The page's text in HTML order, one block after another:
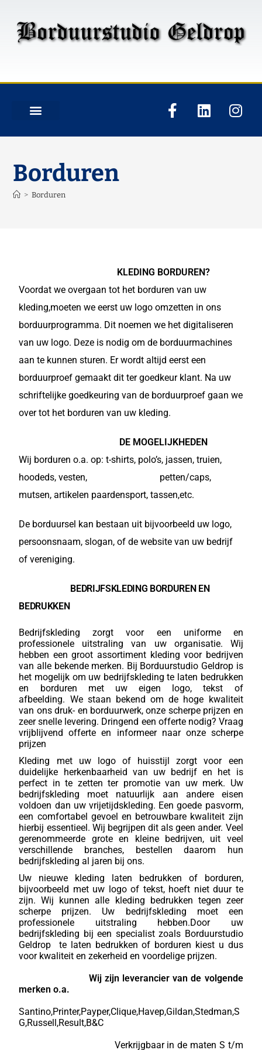
Borduren
> Borduren
KLEDING BORDUREN?
Voordat we overgaan tot het borduren van uw
kleding,moeten we eerst uw logo omzetten in ons
borduurprogramma. Dit noemen we het digitaliseren
van uw logo. Deze is nodig om de borduurmachines
aan te kunnen sturen. Er wordt altijd eerst een
borduurproef gemaakt dit ter goedkeur klant. Na uw
schriftelijke goedkeuring van de borduurproef gaan we
over tot het borduren van uw kleding.
DE MOGELIJKHEDEN
Wij borduren o.a. op: t-shirts, polo’s, jassen, truien,
hoodeds, vesten, petten/caps,
mutsen, artikelen paardensport, tassen,etc.
De borduursel kan bestaan uit bijvoorbeeld uw logo,
persoonsnaam, slogan, of de website van uw bedrijf
of vereniging.
BEDRIJFSKLEDING BORDUREN EN
BEDRUKKEN
Bedrijfskleding zorgt voor een uniforme en
professionele uitstraling van uw organisatie. Wij
hebben een groot assortiment kleding voor bedrijven
van alle bekende merken. Bij Borduurstudio Geldrop is
het mogelijk om uw bedrijfskleding te laten bedrukken
en borduren met uw eigen logo, tekst of
afbeelding. We staan bekend om de hoge kwaliteit
van ons druk- en borduurwerk, onze scherpe prijzen en
zeer snelle levering. Dringend een offerte nodig? Vraag
vrijblijvend offerte en informeer naar onze scherpe
prijzen
Kleding met uw logo of huisstijl zorgt voor een
duidelijke herkenbaarheid van uw bedrijf en het is
perfect in te zetten ter promotie van uw merk. Uw
bedrijfskleding moet natuurlijk aan andere eisen
voldoen dan uw vrijetijdskleding. Een goede pasvorm,
een comfortabel gevoel en betrouwbare kwaliteit zijn
hierbij essentieel. Wij begrijpen dit als geen ander. Veel
gerenommeerde grote en kleine bedrijven, uit veel
verschillende branches, bestellen daarom hun
bedrijfskleding al jaren bij ons.
Uw nieuwe kleding laten bedrukken of borduren,
bijvoorbeeld met uw logo of tekst, hoeft niet duur te
zijn. Wij kunnen alle kleding bedrukken tegen zeer
scherpe prijzen. Uw bedrijfskleding moet een
professionele uitstraling hebben.Door uw
bedrijfskleding bij een specialist zoals Borduurstudio
Geldrop te laten bedrukken of borduren kiest u dus
voor kwaliteit en zekerheid en voordelige prijzen.
Wij zijn leverancier van de volgende
merken o.a.
Santino,Printer,Payper,Clique,Havep,Gildan,Stedman,S
G,Russell,Result,B&C
Verkrijgbaar in de maten S t/m